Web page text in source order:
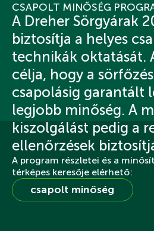
CSAPOLT MINŐSÉG
A Dreher Sörgyárak
biztosítja a helyes
technikák oktatását.
célja, hogy a
csapolásig garantált
legjobb minőség. A
kiszolgálást pedig a
ellenőrzések
A program részletei és a
térképes keresője elérhető:
csapolt minőség